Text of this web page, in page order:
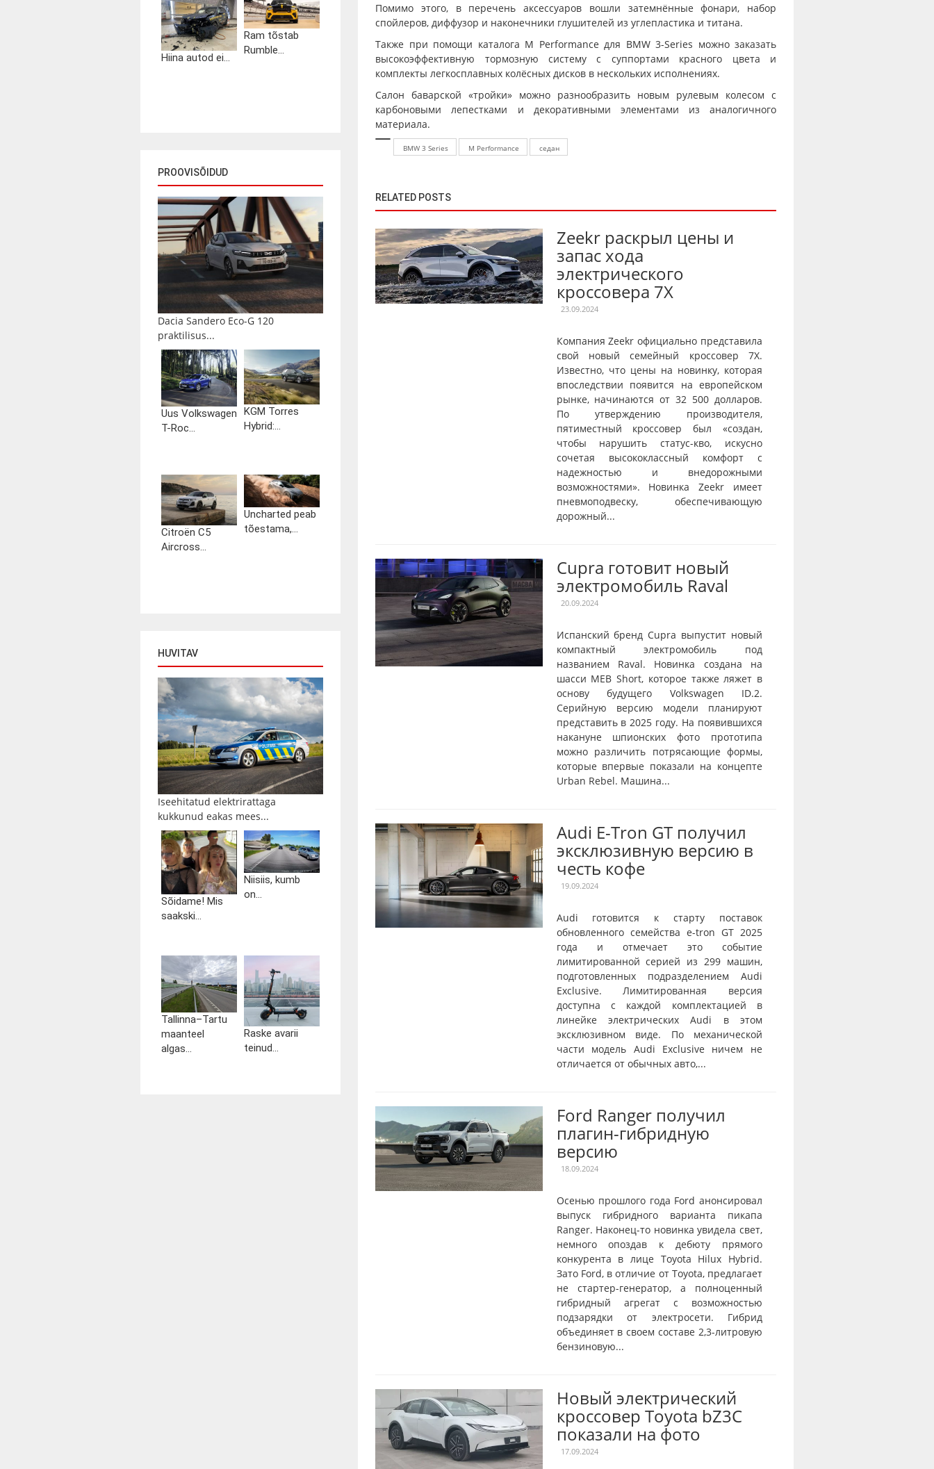
Hiina autod ei...
Ram tõstab
Rumble...
PROOVISÕIDUD
Dacia Sandero Eco-G 120
praktilisus...
Uus Volkswagen
T-Roc...
KGM Torres
Hybrid:...
Citroën C5
Aircross...
Uncharted peab
tõestama,...
HUVITAV
Iseehitatud elektrirattaga
kukkunud eakas mees...
Sõidame! Mis
saakski...
Niisiis, kumb
on...
Tallinna–Tartu
maanteel
algas...
Raske avarii
teinud...
Помимо этого, в перечень аксессуаров вошли затемнённые фонари, набор
спойлеров, диффузор и наконечники глушителей из углепластика и титана.
Также при помощи каталога M Performance для BMW 3-Series можно заказать
высокоэффективную тормозную систему с суппортами красного цвета и
комплекты легкосплавных колёсных дисков в нескольких исполнениях.
Салон баварской «тройки» можно разнообразить новым рулевым колесом с
карбоновыми лепестками и декоративными элементами из аналогичного
материала.
BMW 3 Series М Performance седан
RELATED POSTS
Zeekr раскрыл цены и
запас хода
электрического
кроссовера 7X
23.09.2024
Компания Zeekr официально представила
свой новый семейный кроссовер 7X.
Известно, что цены на новинку, которая
впоследствии появится на европейском
рынке, начинаются от 32 500 долларов.
По утверждению производителя,
пятиместный кроссовер был «создан,
чтобы нарушить статус-кво, искусно
сочетая высококлассный комфорт с
надежностью и внедорожными
возможностями». Новинка Zeekr имеет
пневмоподвеску, обеспечивающую
дорожный...
Cupra готовит новый
электромобиль Raval
20.09.2024
Испанский бренд Cupra выпустит новый
компактный электромобиль под
названием Raval. Новинка создана на
шасси MEB Short, которое также ляжет в
основу будущего Volkswagen ID.2.
Серийную версию модели планируют
представить в 2025 году. На появившихся
накануне шпионских фото прототипа
можно различить потрясающие формы,
которые впервые показали на концепте
Urban Rebel. Машина...
Audi E-Tron GT получил
эксклюзивную версию в
честь кофе
19.09.2024
Audi готовится к старту поставок
обновленного семейства e-tron GT 2025
года и отмечает это событие
лимитированной серией из 299 машин,
подготовленных подразделением Audi
Exclusive. Лимитированная версия
доступна с каждой комплектацией в
линейке электрических Audi в этом
эксклюзивном виде. По механической
части модель Audi Exclusive ничем не
отличается от обычных авто,...
Ford Ranger получил
плагин-гибридную
версию
18.09.2024
Осенью прошлого года Ford анонсировал
выпуск гибридного варианта пикапа
Ranger. Наконец-то новинка увидела свет,
немного опоздав к дебюту прямого
конкурента в лице Toyota Hilux Hybrid.
Зато Ford, в отличие от Toyota, предлагает
не стартер-генератор, а полноценный
гибридный агрегат с возможностью
подзарядки от электросети. Гибрид
объединяет в своем составе 2,3-литровую
бензиновую...
Новый электрический
кроссовер Toyota bZ3C
показали на фото
17.09.2024